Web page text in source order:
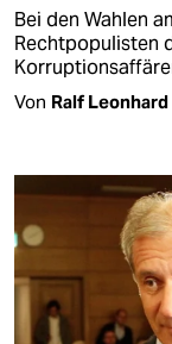
Bei den Wahlen
Rechtpopulisten
Von Ralf Leonhard